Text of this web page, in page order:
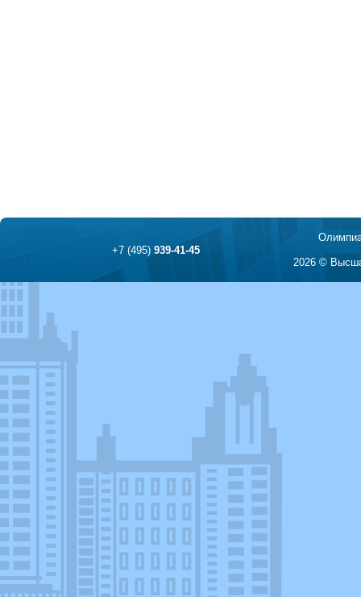
+7 (495)939-41-45
2026 ©